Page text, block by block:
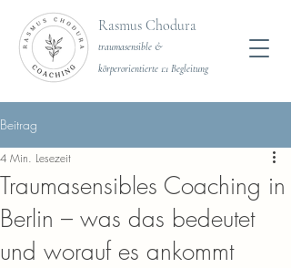
Rasmus Chodura
traumasensible &
körperorientierte 1:1 Begleitung
Beitrag
Traumasensibles Coaching in
Berlin – was das bedeutet
und worauf es ankommt
4 Min. Lesezeit